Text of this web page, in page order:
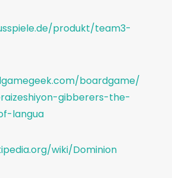
produkt/team3-
boardgame/
gibberers-the-
langua
wiki/Dominion